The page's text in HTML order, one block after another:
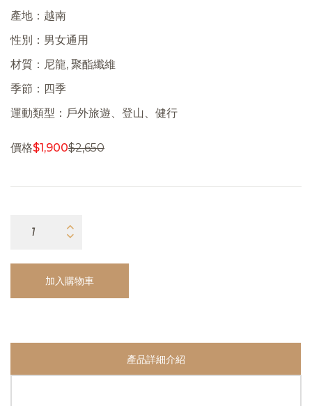
產地：越南
性別：男女通用
材質：尼龍, 聚酯纖維
季節：四季
運動類型：戶外旅遊、登山、健行
價格$1,900$2,650
加入購物車
產品詳細介紹